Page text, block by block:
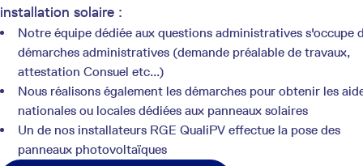
installation solaire :
Notre équipe dédiée aux questions administratives s'occupe
démarches administratives (demande préalable de travaux,
attestation Consuel etc...)
Nous réalisons également les démarches pour obtenir les
nationales ou locales dédiées aux panneaux solaires
Un de nos installateurs RGE QualiPV effectue la pose des
panneaux photovoltaïques